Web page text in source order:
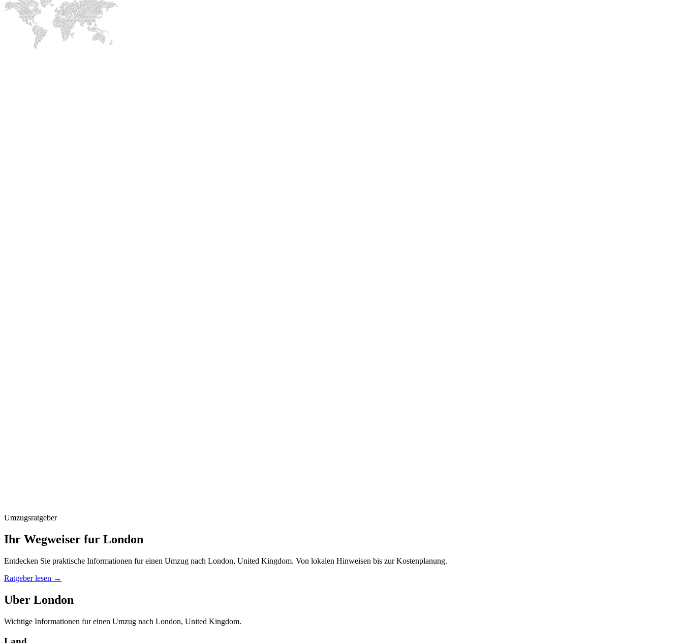
Umzugsratgeber
Ihr Wegweiser fur London
Entdecken Sie praktische Informationen fur einen Umzug nach London, United Kingdom. Von lokalen Hinweisen bis zur Kostenplanung.
Ratgeber lesen →
Uber London
Wichtige Informationen fur einen Umzug nach London, United Kingdom.